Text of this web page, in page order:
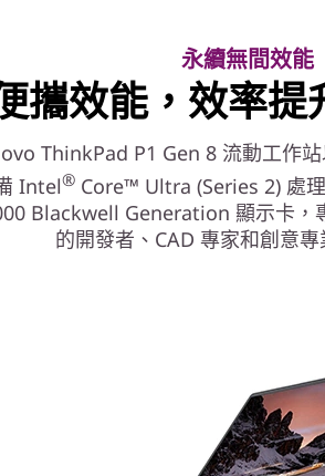
永續無間效能
攜效能，效率提
ThinkPad P1 Gen 8 流動工作
Intel® Core™ Ultra (Series 2) 處
Blackwell Generation 顯示卡，
的開發者、CAD 專家和創意專